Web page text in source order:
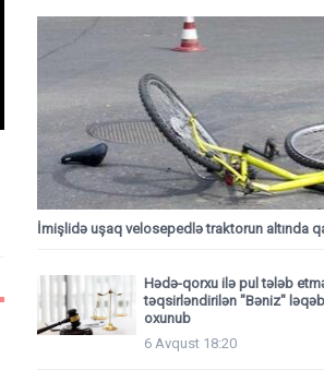
İmişlidə uşaq velosepedlə traktorun altında
Hədə-qorxu ilə pul tələb
təqsirləndirilən "Bəniz"
oxunub
6 Avqust 18:20